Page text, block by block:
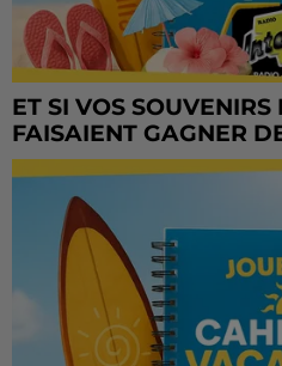
ET SI VOS
FAISAIENT GAGNER